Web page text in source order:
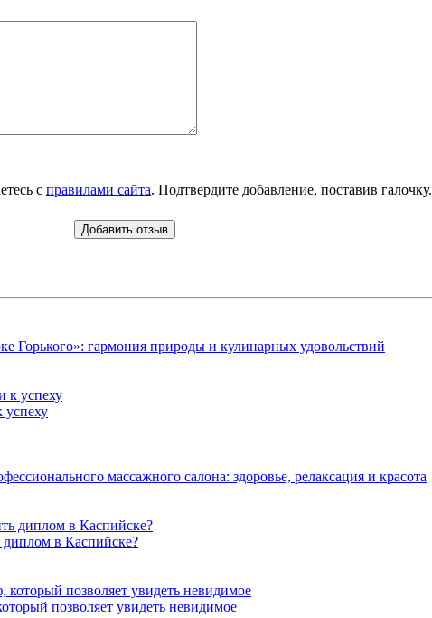
с правилами сайта. Подтвердите добавление, поставив галочку.
Добавить отзыв
Горького»: гармония природы и кулинарных удовольствий
массажного салона: здоровье, релаксация и красота
диплом в Каспийске?
позволяет увидеть невидимое